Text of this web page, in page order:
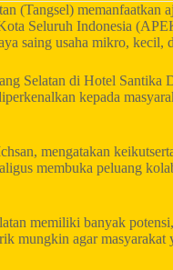
(Tangsel)
Seluruh Indonesia
saing usaha mikro,
Selatan di Hotel Santika
kepada
mengatakan
membuka peluang
memiliki banyak
mungkin agar masyarakat